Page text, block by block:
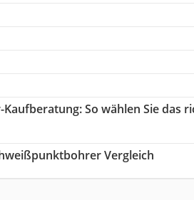
: So wählen Sie das
Vergleich